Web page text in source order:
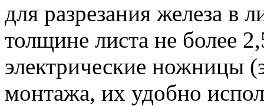
для разрезания железа в
толщине листа не более
электрические ножницы
монтажа, их удобно